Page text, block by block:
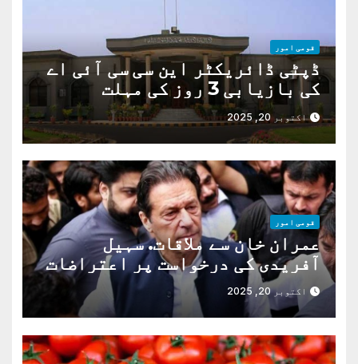
قومی امور
ڈپٹی ڈائریکٹر این سی سی آئی اے
کی بازیابی 3 روز کی مہلت
اکتوبر 20, 2025
قومی امور
عمران خان سے ملاقات. سہیل
آفریدی کی درخواست پر اعتراضات
دوراکتوبر 20, 2025